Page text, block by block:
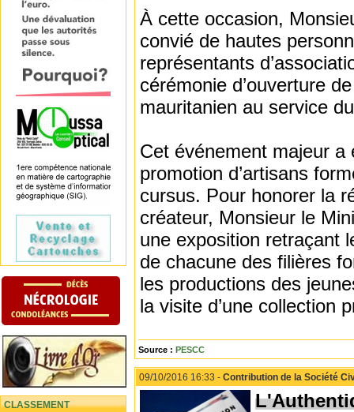
CLASSEMENT
À cette occasion,
convié de hautes
représentants
cérémonie d’ouverture
mauritanien au service
Cet événement majeur
promotion d’artisans
cursus. Pour honorer la
créateur, Monsieur le
une exposition retraçant
de chacune des filières
les productions des
la visite d’une collection
Source : PESCC
09/10/2016 16:33 - Contribution de la Société